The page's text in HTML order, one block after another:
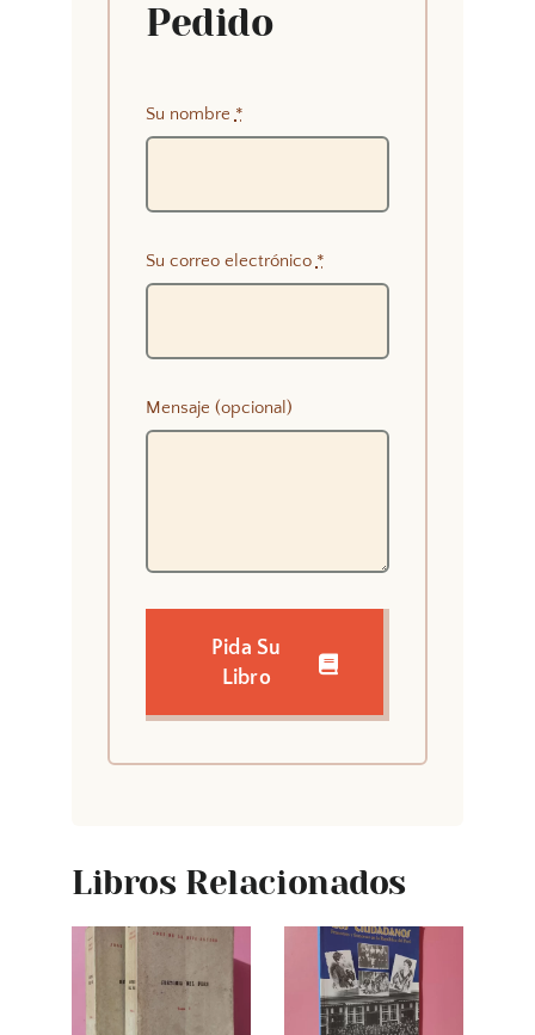
Pedido
Su nombre *
Su correo electrónico *
Mensaje (opcional)
Pida Su
Libro
Libros Relacionados